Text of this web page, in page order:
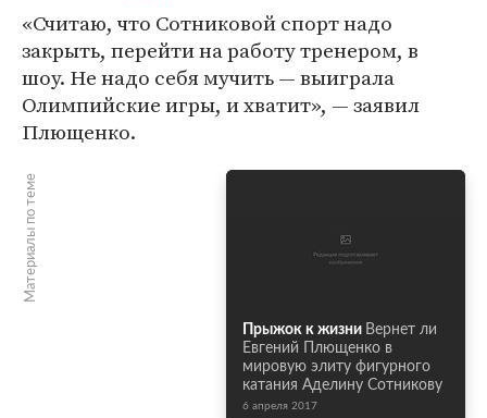
«Считаю, что Сотниковой спорт надо
закрыть, перейти на работу тренером, в
шоу. Не надо себя мучить — выиграла
Олимпийские игры, и хватит», — заявил
Плющенко.
Материалы по теме
Прыжок к жизни Вернет ли
Евгений Плющенко в
мировую элиту фигурного
катания Аделину Сотникову
6 апреля 2017